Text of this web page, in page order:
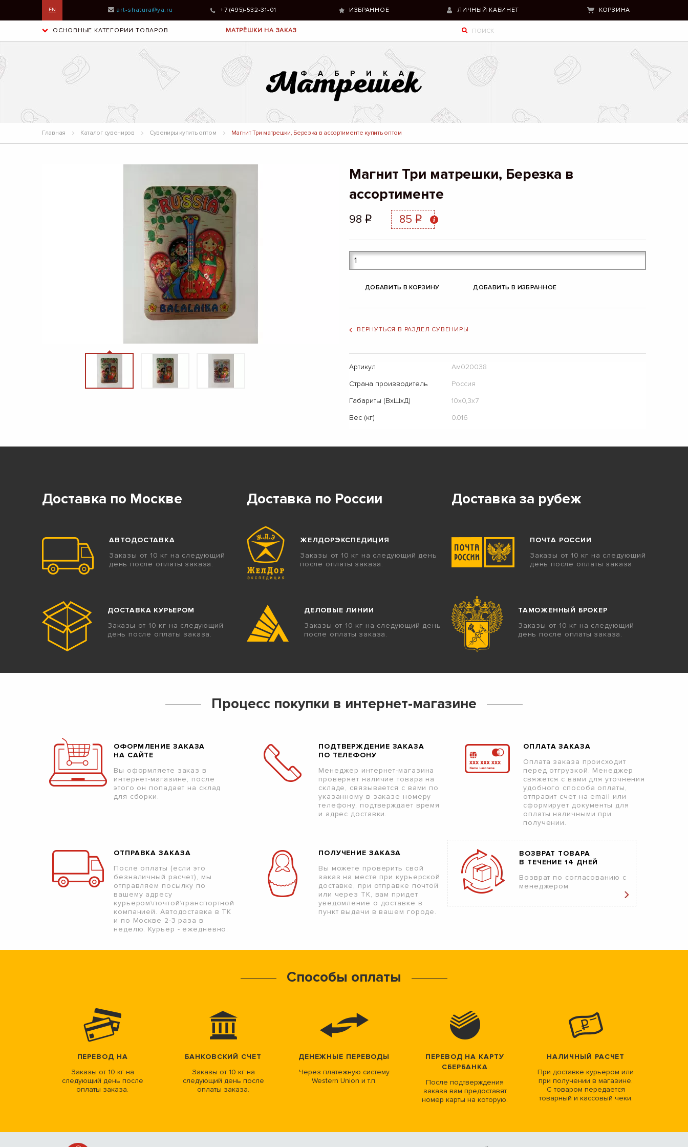
EN art-shatura@ya.ru +7 (495)-532-31-01 ИЗБРАННОЕ ЛИЧНЫЙ КАБИНЕТ КОРЗИНА
ОСНОВНЫЕ КАТЕГОРИИ ТОВАРОВ МАТРЁШКИ НА ЗАКАЗ
Главная Каталог сувениров Сувениры купить оптом Магнит Три матрешки, Березка в ассортименте купить оптом
Магнит Три матрешки, Березка в
ассортименте
98 q 85 q
ДОБАВИТЬ В КОРЗИНУ ДОБАВИТЬ В ИЗБРАННОЕ
ВЕРНУТЬСЯ В РАЗДЕЛ СУВЕНИРЫ
Артикул
Ам020038
Страна производитель
Россия
Габариты (ВхШхД)
10х0,3х7
Вес (кг)
0.016
Доставка по Москве
АВТОДОСТАВКА
Заказы от 10 кг на следующий
день после оплаты заказа.
Доставка по России
ЖЕЛДОРЭКСПЕДИЦИЯ
Заказы от 10 кг на следующий день
после оплаты заказа.
Доставка за рубеж
ПОЧТА РОССИИ
Заказы от 10 кг на следующий
день после оплаты заказа.
ДОСТАВКА КУРЬЕРОМ
Заказы от 10 кг на следующий
день после оплаты заказа.
ДЕЛОВЫЕ ЛИНИИ
Заказы от 10 кг на следующий день
после оплаты заказа.
ТАМОЖЕННЫЙ БРОКЕР
Заказы от 10 кг на следующий
день после оплаты заказа.
Процесс покупки в интернет-магазине
ОФОРМЛЕНИЕ ЗАКАЗА
НА САЙТЕ
Вы оформляете заказ в
интернет-магазине, после
этого он попадает на склад
для сборки.
ПОДТВЕРЖДЕНИЕ ЗАКАЗА
ПО ТЕЛЕФОНУ
Менеджер интернет-магазина
проверяет наличие товара на
складе, связывается с вами по
указанному в заказе номеру
телефону, подтверждает время
и адрес доставки.
ОПЛАТА ЗАКАЗА
Оплата заказа происходит
перед отгрузкой. Менеджер
свяжется с вами для уточнения
удобного способа оплаты,
отправит счет на email или
сформирует документы для
оплаты наличными при
получении.
ОТПРАВКА ЗАКАЗА
После оплаты (если это
безналичный расчет), мы
отправляем посылку по
вашему адресу
курьером\почтой\транспортной
компанией. Автодоставка в ТК
и по Москве 2-3 раза в
неделю. Курьер - ежедневно.
ПОЛУЧЕНИЕ ЗАКАЗА
Вы можете проверить свой
заказ на месте при курьерской
доставке, при отправке почтой
или через ТК, вам придет
уведомление о доставке в
пункт выдачи в вашем городе.
ВОЗВРАТ ТОВАРА
В ТЕЧЕНИЕ 14 ДНЕЙ
Возврат по согласованию с
менеджером
Способы оплаты
ПЕРЕВОД НА
Заказы от 10 кг на
следующий день после
оплаты заказа.
БАНКОВСКИЙ СЧЕТ
Заказы от 10 кг на
следующий день после
оплаты заказа.
ДЕНЕЖНЫЕ ПЕРЕВОДЫ
Через платежную систему
Western Union и т.п.
ПЕРЕВОД НА КАРТУ
СБЕРБАНКА
После подтверждения
заказа вам предоставят
номер карты на которую.
НАЛИЧНЫЙ РАСЧЕТ
При доставке курьером или
при получении в магазине.
С товаром передается
товарный и кассовый чеки.